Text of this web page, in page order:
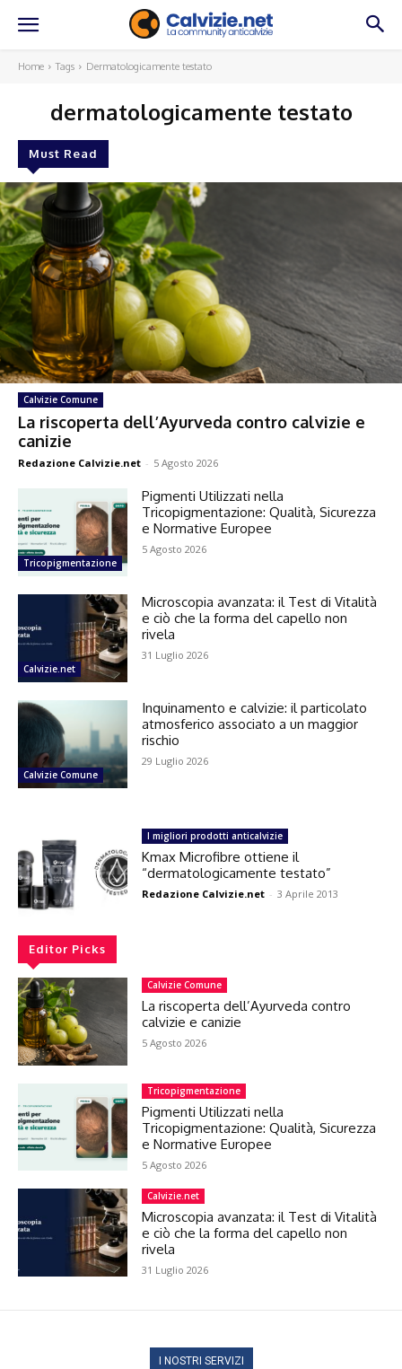
Home Tags Dermatologicamente testato
dermatologicamente testato
Must Read
Calvizie Comune
La riscoperta dell’Ayurveda contro calvizie e
canizie
Redazione Calvizie.net - 5 Agosto 2026
Tricopigmentazione
Pigmenti Utilizzati nella
Tricopigmentazione: Qualità, Sicurezza
e Normative Europee
5 Agosto 2026
Calvizie.net
Microscopia avanzata: il Test di Vitalità
e ciò che la forma del capello non
rivela
31 Luglio 2026
Calvizie Comune
Inquinamento e calvizie: il particolato
atmosferico associato a un maggior
rischio
29 Luglio 2026
I migliori prodotti anticalvizie
Kmax Microfibre ottiene il
“dermatologicamente testato”
Redazione Calvizie.net - 3 Aprile 2013
Editor Picks
Calvizie Comune
La riscoperta dell’Ayurveda contro
calvizie e canizie
5 Agosto 2026
Tricopigmentazione
Pigmenti Utilizzati nella
Tricopigmentazione: Qualità, Sicurezza
e Normative Europee
5 Agosto 2026
Calvizie.net
Microscopia avanzata: il Test di Vitalità
e ciò che la forma del capello non
rivela
31 Luglio 2026
I NOSTRI SERVIZI